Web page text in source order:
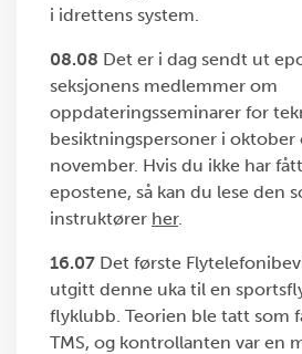
i idrettens system.
08.08 Det er i dag sendt ut
seksjonens medlemmer om
oppdateringsseminarer for
besiktningspersoner i
november. Hvis du ikke har
epostene, så kan du lese den
instruktører her.
16.07 Det første
utgitt denne uka til en
flyklubb. Teorien ble tatt som
TMS, og kontrollanten var en